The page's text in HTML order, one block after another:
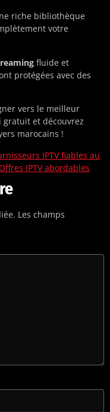
riche bibliothèque
votre
fluide et
protégées avec des
vers le meilleur
gratuit et découvrez
marocains !
IPTV fiables au
IPTV abordables
Les champs